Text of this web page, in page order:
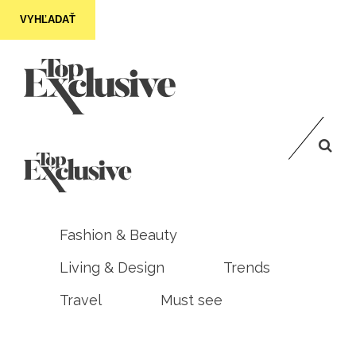
Fashion & Beauty
Living & Design
Trends
Travel
Must see
VYHĽADAŤ